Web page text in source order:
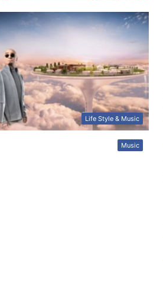
Life Style & Music
Music